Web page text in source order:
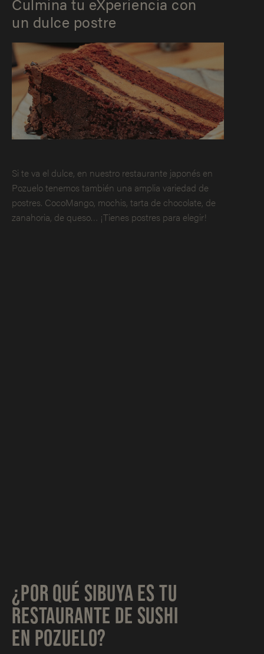
un dulce postre
Si te va el dulce, en nuestro restaurante japonés en
Pozuelo tenemos también una amplia variedad de
postres. CocoMango, mochis, tarta de chocolate, de
zanahoria, de queso… ¡Tienes postres para elegir!
¿POR QUÉ SIBUYA ES TU
RESTAURANTE DE SUSHI
EN POZUELO?